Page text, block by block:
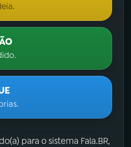
para o sistema Fala.BR,